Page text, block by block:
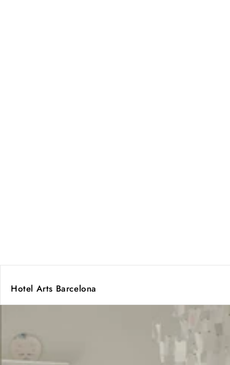
Hotel Arts Barcelona